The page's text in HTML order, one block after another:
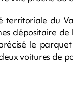
territoriale du
dépositaire
le parquet
voitures de